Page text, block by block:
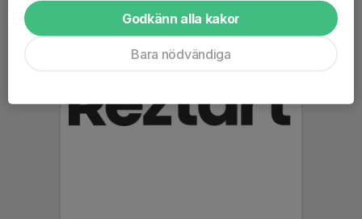
Godkänn alla kakor
Bara nödvändiga